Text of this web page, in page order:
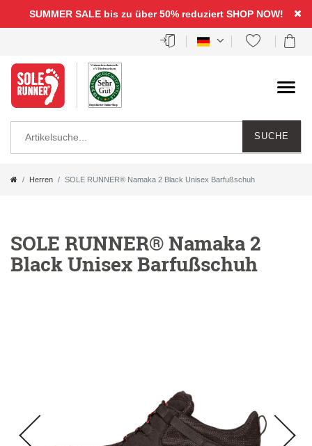
SUMMER SALE bis zu über 50% reduziert SHOP NOW!
SUCHE
Herren SOLE RUNNER® Namaka 2 Black Unisex Barfußschuh
SOLE RUNNER® Namaka 2
Black Unisex Barfußschuh